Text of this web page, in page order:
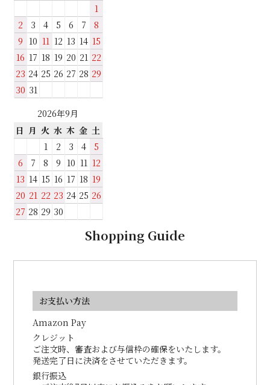
1
2
3 4 5 6 7
8
9 10 11 12 13 14 15
16 17 18 19 20 21 22
23 24 25 26 27 28 29
30 31
2026年9月
日 月 火 水 木 金 土
1
2 3 4
5
6
7 8 9 10 11 12
13 14 15 16 17 18 19
20 21 22 23 24 25 26
27 28 29 30
Shopping Guide
お支払い方法
Amazon Pay
クレジット
ご注文時、審査および与信枠の確保をいたします。
発送完了日に決済をさせていただきます。
銀行振込